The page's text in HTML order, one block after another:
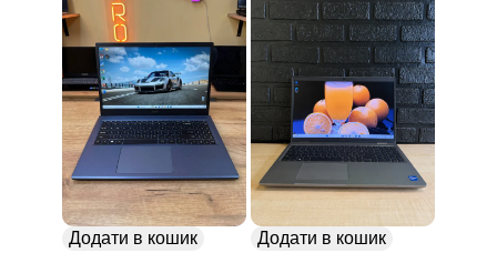
Додати в кошик Додати в кошик